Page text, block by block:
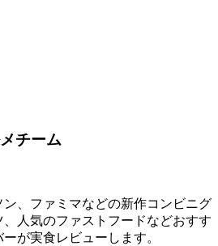
チーム
、ファミマなどの新作コンビニグ
人気のファストフードなどおすす
が実食レビューします。